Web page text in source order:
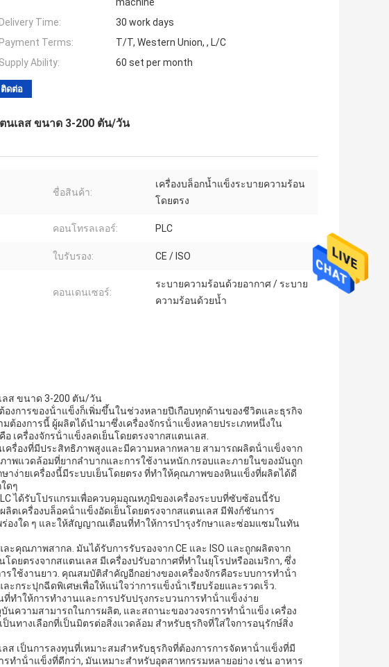
machine
Delivery Time:
30 work days
Payment Terms:
T/T, Western Union, , L/C
Supply Ability:
60 set per month
ติดต่อ
นเลส ขนาด 3-200 ตัน/วัน
ชื่อสินค้า:
เครื่องบล็อกน้ำแข็งระบายความร้อน
โดยตรง
คอนโทรลเลอร์: PLC
ใบรับรอง: CE / ISO
คอนเดนเซอร์:
ระบายความร้อนด้วยอากาศ / ระบาย
ความร้อนด้วยน้ำ
ลส ขนาด 3-200 ตัน/วัน
การของน้ําแข็งก็เพิ่มขึ้นในช่วงหลายปีเกือบทุกด้านของชีวิตและธุรกิจ
องการนี้ ผู้ผลิตได้นํามาซึ่งเครื่องจักรน้ําแข็งหลายประเภทหนึ่งใน
เครื่องจักรน้ําแข็งลดเย็นโดยตรงจากสแตนเลส.
ครื่องที่มีประสิทธิภาพสูงและมีความหลากหลาย สามารถผลิตน้ําแข็งจาก
าพแวดล้อมที่ยากลําบากและการใช้งานหนัก.กรอบและภายในของมันถูก
ง่ายเครื่องนี้มีระบบเย็นโดยตรง ที่ทําให้คุณภาพของหินแข็งที่ผลิตได้ดี
ดๆ
ได้รับโปรแกรมเพื่อควบคุมอุณหภูมิของเครื่องระบบที่ซับซ้อนนี้รับ
เครื่องบล็อคน้ําแข็งอัดเย็นโดยตรงจากสแตนเลส มีฟังก์ชันการ
องใด ๆ และให้สัญญาณเตือนที่ทําให้การบํารุงรักษาและซ่อมแซมในทัน
คุณภาพสากล. มันได้รับการรับรองจาก CE และ ISO และถูกผลิตจาก
ยตรงจากสแตนเลส มีเครื่องปรับอากาศที่ทําในยุโรปหรืออเมริกา, ซึ่ง
รใช้งานยาว. คุณสมบัติสําคัญอีกอย่างของเครื่องจักรคือระบบการทําน้ํา
กระปุกฉีดพิเศษเพื่อให้แน่ใจว่าการแข็งน้ําเรียบร้อยและรวดเร็ว.
ทําให้การทํางานและการปรับปรุงกระบวนการทําน้ําแข็งง่าย
ความสามารถในการผลิต, และสถานะของวงจรการทําน้ําแข็ง เครื่อง
นทางเลือกที่เป็นมิตรต่อสิ่งแวดล้อม สําหรับธุรกิจที่ใส่ใจการอนุรักษ์สิ่ง
ส เป็นการลงทุนที่เหมาะสมสําหรับธุรกิจที่ต้องการการจัดหาน้ําแข็งที่มี
าน้ําแข็งที่ดีกว่า, มันเหมาะสําหรับอุตสาหกรรมหลายอย่าง เช่น อาหาร